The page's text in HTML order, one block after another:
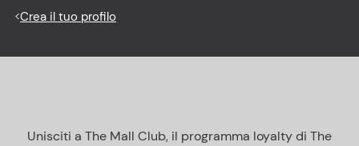
<Crea il tuo profilo
Unisciti a The Mall Club, il programma loyalty di The